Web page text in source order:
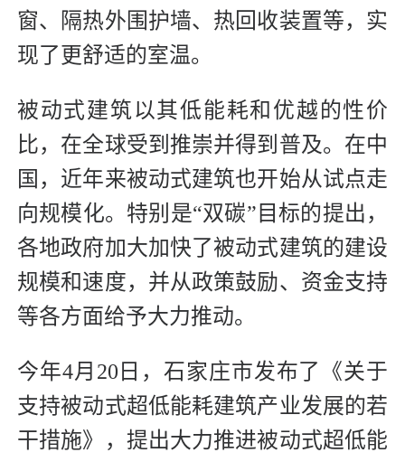
窗、隔热外围护墙、热回收装置等，实
现了更舒适的室温。
被动式建筑以其低能耗和优越的性价
比，在全球受到推崇并得到普及。在中
国，近年来被动式建筑也开始从试点走
向规模化。特别是“双碳”目标的提出，
各地政府加大加快了被动式建筑的建设
规模和速度，并从政策鼓励、资金支持
等各方面给予大力推动。
今年4月20日，石家庄市发布了《关于
支持被动式超低能耗建筑产业发展的若
干措施》，提出大力推进被动式超低能